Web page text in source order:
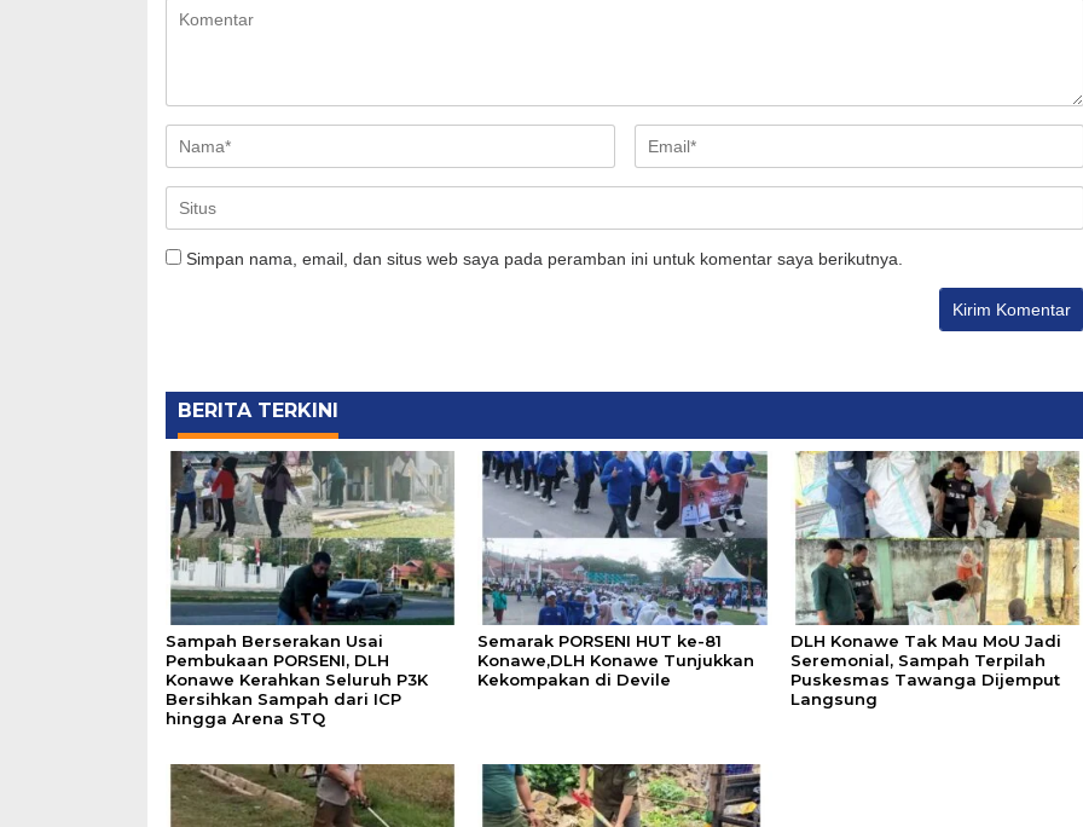
Simpan nama, email, dan situs web saya pada peramban ini untuk komentar saya berikutnya.
BERITA TERKINI
Sampah Berserakan Usai
Pembukaan PORSENI, DLH
Konawe Kerahkan Seluruh P3K
Bersihkan Sampah dari ICP
hingga Arena STQ
Semarak PORSENI HUT ke-81
Konawe,DLH Konawe Tunjukkan
Kekompakan di Devile
DLH Konawe Tak Mau MoU Jadi
Seremonial, Sampah Terpilah
Puskesmas Tawanga Dijemput
Langsung